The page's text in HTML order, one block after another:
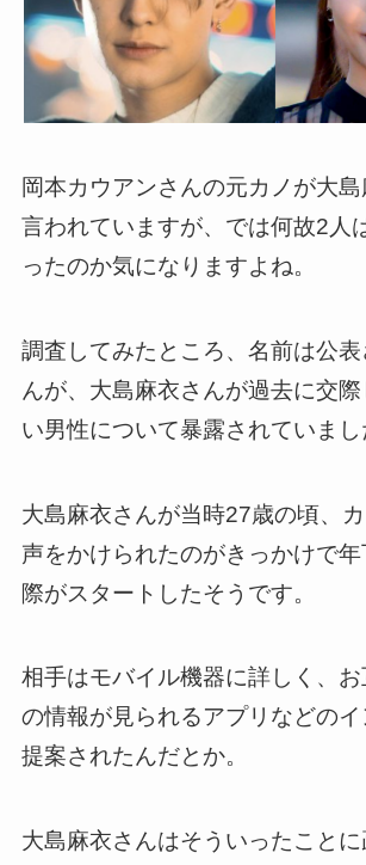
岡本カウアンさんの元カノが大島
言われていますが、では何故2人
ったのか気になりますよね。
調査してみたところ、名前は公
んが、大島麻衣さんが過去に交
い男性について暴露されていまし
大島麻衣さんが当時27歳の頃、
声をかけられたのがきっかけで
際がスタートしたそうです。
相手はモバイル機器に詳しく、
の情報が見られるアプリなどの
提案されたんだとか。
大島麻衣さんはそういったこと